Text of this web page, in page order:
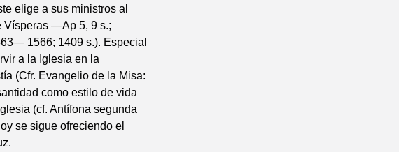
elige a sus ministros al
Vísperas —Ap 5, 9 s.;
1566; 1409 s.). Especial
a la Iglesia en la
(Cfr. Evangelio de la Misa:
como estilo de vida
(cf. Antífona segunda
se sigue ofreciendo el